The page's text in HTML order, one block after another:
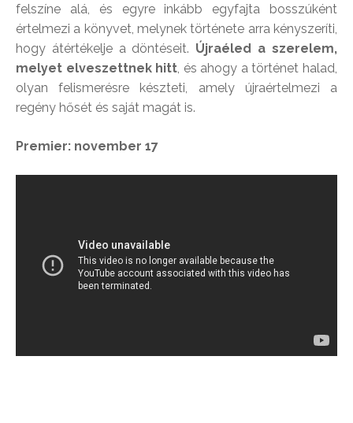
felszíne alá, és egyre inkább egyfajta bosszúként
értelmezi a könyvet, melynek története arra kényszeríti,
hogy átértékelje a döntéseit. Újraéled a szerelem,
melyet elveszettnek hitt, és ahogy a történet halad,
olyan felismerésre készteti, amely újraértelmezi a
regény hősét és saját magát is.
Premier: november 17